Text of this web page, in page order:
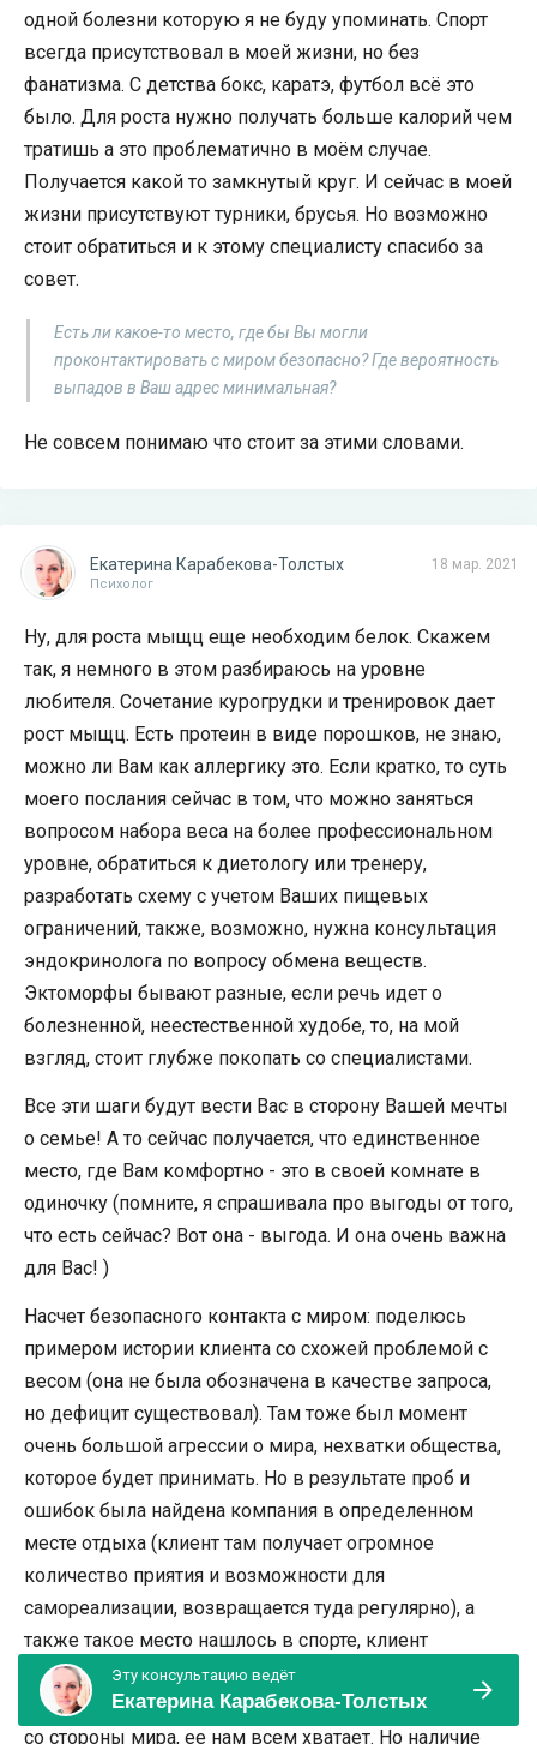
одной болезни которую я не буду упоминать. Спорт
всегда присутствовал в моей жизни, но без
фанатизма. С детства бокс, каратэ, футбол всё это
было. Для роста нужно получать больше калорий чем
тратишь а это проблематично в моём случае.
Получается какой то замкнутый круг. И сейчас в моей
жизни присутствуют турники, брусья. Но возможно
стоит обратиться и к этому специалисту спасибо за
совет.
Есть ли какое-то место, где бы Вы могли
проконтактировать с миром безопасно? Где вероятность
выпадов в Ваш адрес минимальная?
Не совсем понимаю что стоит за этими словами.
18 мар. 2021
Екатерина Карабекова-Толстых
Психолог
Ну, для роста мыщц еще необходим белок. Скажем
так, я немного в этом разбираюсь на уровне
любителя. Сочетание курогрудки и тренировок дает
рост мыщц. Есть протеин в виде порошков, не знаю,
можно ли Вам как аллергику это. Если кратко, то суть
моего послания сейчас в том, что можно заняться
вопросом набора веса на более профессиональном
уровне, обратиться к диетологу или тренеру,
разработать схему с учетом Ваших пищевых
ограничений, также, возможно, нужна консультация
эндокринолога по вопросу обмена веществ.
Эктоморфы бывают разные, если речь идет о
болезненной, неестественной худобе, то, на мой
взгляд, стоит глубже покопать со специалистами.
Все эти шаги будут вести Вас в сторону Вашей мечты
о семье! А то сейчас получается, что единственное
место, где Вам комфортно - это в своей комнате в
одиночку (помните, я спрашивала про выгоды от того,
что есть сейчас? Вот она - выгода. И она очень важна
для Вас! )
Насчет безопасного контакта с миром: поделюсь
примером истории клиента со схожей проблемой с
весом (она не была обозначена в качестве запроса,
но дефицит существовал). Там тоже был момент
очень большой агрессии о мира, нехватки общества,
которое будет принимать. Но в результате проб и
ошибок была найдена компания в определенном
месте отдыха (клиент там получает огромное
количество приятия и возможности для
самореализации, возвращается туда регулярно), а
также такое место нашлось в спорте, клиент
вернулся в спортивное сообщество, где его очень
тепло приняли. Конечно же, это не отменяет агрессия
со стороны мира, ее нам всем хватает. Но наличие
Эту консультацию ведёт
Екатерина Карабекова-Толстых